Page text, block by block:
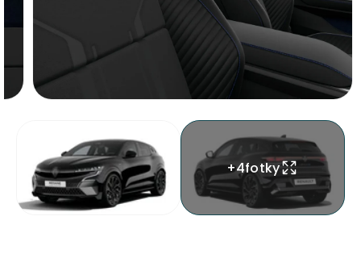
modálním
okně
+4fotky
Otevřít
médium
modálním
okně